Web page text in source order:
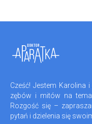
Cześć! Jestem Karolina
zębów i mitów na
Rozgość się –
pytań i dzielenia się